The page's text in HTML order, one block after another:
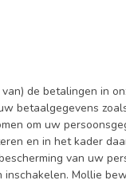
de betalingen in
betaalgegevens
om uw
en in het kader
van uw
Mollie